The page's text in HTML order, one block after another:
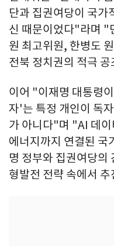
단과 집권여당이 국가
신 때문이었다"라며 "
원 최고위원, 한병도
전북 정치권의 적극
이어 "이재명 대통령
자'는 특정 개인이 독
가 아니다"며 "AI 데
에너지까지 연결된 국
명 정부와 집권여당의
형발전 전략 속에서